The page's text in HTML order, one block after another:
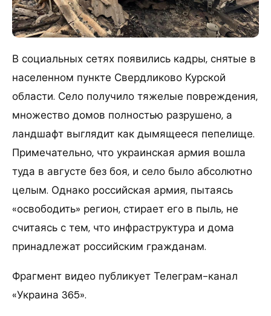
В социальных сетях появились кадры, снятые в
населенном пункте Свердликово Курской
области. Село получило тяжелые повреждения,
множество домов полностью разрушено, а
ландшафт выглядит как дымящееся пепелище.
Примечательно, что украинская армия вошла
туда в августе без боя, и село было абсолютно
целым. Однако российская армия, пытаясь
«освободить» регион, стирает его в пыль, не
считаясь с тем, что инфраструктура и дома
принадлежат российским гражданам.
Фрагмент видео публикует Телеграм-канал
«Украина 365».